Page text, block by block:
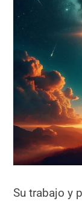
Su trabajo y